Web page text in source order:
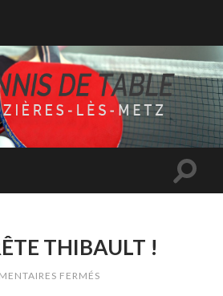
THIBAULT !
FERMÉS